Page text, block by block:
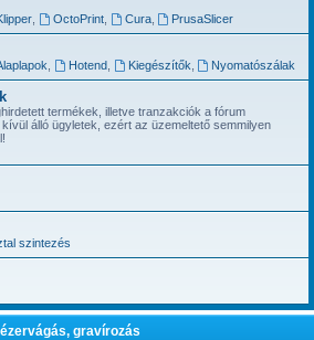
, OctoPrint, Cura, PrusaSlicer
Hotend, Kiegészítők Nyomatószálak
termékek, illetve tranzakciók a fórum
álló ügyletek, ezért az üzemeltető semmilyen
szintezés
gravírozás